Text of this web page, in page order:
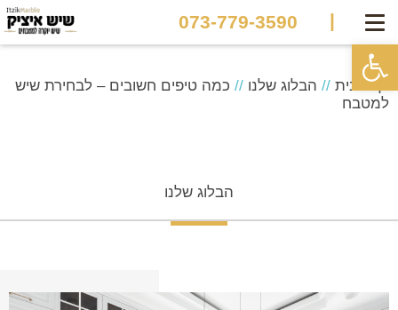
פתח סרגל נגישות
|
073-779-3590
דף הבית // הבלוג שלנו // כמה טיפים חשובים – לבחירת שיש
למטבח
הבלוג שלנו